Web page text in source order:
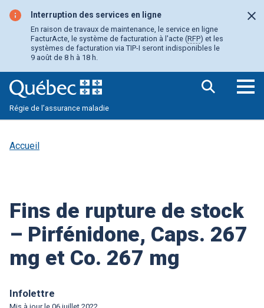
contenu
principal
Interruption des services en ligne
En raison de travaux de maintenance, le service en ligne
FacturActe, le système de facturation à l'acte (RFP) et les
systèmes de facturation via TIP-I seront indisponibles le
9 août de 8 h à 18 h.
Régie de l’assurance maladie
Accueil
Fins de rupture de stock
– Pirfénidone, Caps. 267
mg et Co. 267 mg
Infolettre